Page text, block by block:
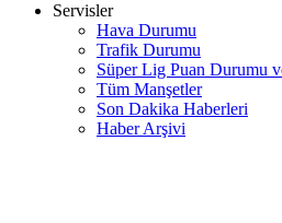
Servisler
Hava Durumu
Trafik Durumu
Süper Lig Puan Durumu
Tüm Manşetler
Son Dakika Haberleri
Haber Arşivi